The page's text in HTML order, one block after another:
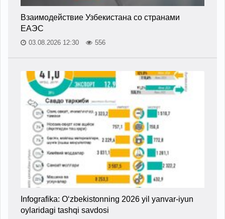
Взаимодействие Узбекистана со странами
ЕАЭС
03.08.2026 12:30 556
Infografika: O‘zbekistonning 2026 yil yanvar-iyun
oylaridagi tashqi savdosi